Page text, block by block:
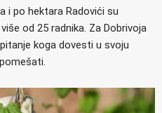
i po hektara Radovići su
od 25 radnika. Za Dobrivoja
koga dovesti u svoju